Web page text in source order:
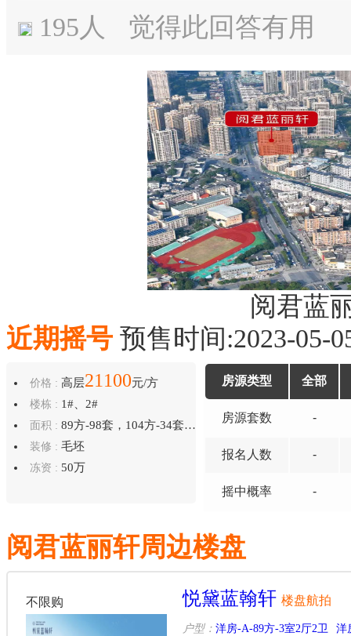
195 人 觉得此回答有用
阅君蓝
近期摇号 预售时间:2023-05-
价格 : 高层21100元/方
楼栋 : 1#、2#
面积 : 89方-98套，104方-34套，136方-9套
装修 : 毛坯
冻资 : 50万
房源类型 全部
房源套数 -
报名 人数 -
摇中概率 -
阅君蓝丽轩周边楼盘
不限购 悦黛蓝翰轩 楼盘航拍
户型： 洋房-A-89方-3室2厅2卫 洋